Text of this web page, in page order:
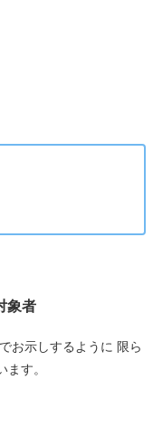
象者
お示しするように 限ら
す。